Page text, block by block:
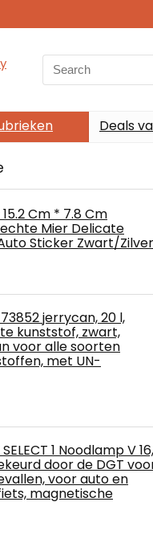
Search
for:
Deals
15.2 Cm * 7.8 Cm
Mier Delicate
Sticker Zwart/Zilver
jerrycan, 20 l,
kunststof, zwart,
voor alle soorten
met UN-
1 Noodlamp V 16,
door de DGT
voor auto en
magnetische